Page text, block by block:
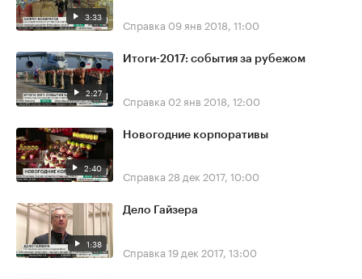
3:33 Справка 09 янв 2018, 11:00
2:27
Итоги-2017: события за рубежом
Справка 02 янв 2018, 12:00
2:40
Новогодние корпоративы
Справка 28 дек 2017, 10:00
1:38
Дело Гайзера
Справка 19 дек 2017, 13:00